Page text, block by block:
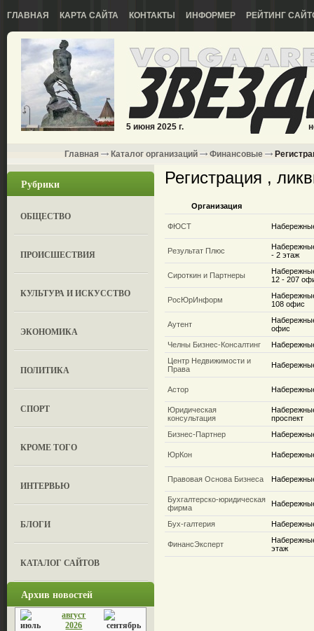
ГЛАВНАЯ КАРТА САЙТА КОНТАКТЫ ИНФОРМЕР РЕЙТИНГ
5 июня 2025 г.
Главная Каталог организаций Финансовые
Рубрики
ОБЩЕСТВО
ПРОИСШЕСТВИЯ
КУЛЬТУРА И ИСКУССТВО
ЭКОНОМИКА
ПОЛИТИКА
СПОРТ
КРОМЕ ТОГО
ИНТЕРВЬЮ
БЛОГИ
КАТАЛОГ САЙТОВ
Архив новостей
август
2026
Регистрация ,
Организация
ФЮСТ
Результат Плюс
- 2 этаж
Сироткин и Партнеры
12 - 207
РосЮрИнформ
108 офис
Аутент
офис
Челны Бизнес-Консалтинг
Центр Недвижимости и
Права
Астор
Юридическая
консультация
проспект
Бизнес-Партнер
ЮрКон
Правовая Основа Бизнеса
Бухгалтерско-юридическая
фирма
Бух-галтерия
ФинансЭксперт
этаж